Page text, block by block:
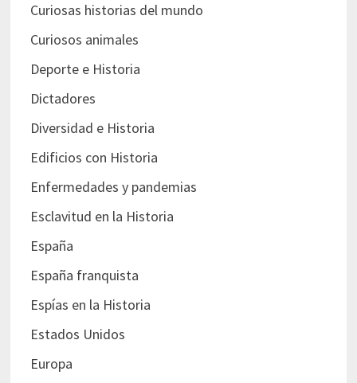
Curiosas historias del mundo
Curiosos animales
Deporte e Historia
Dictadores
Diversidad e Historia
Edificios con Historia
Enfermedades y pandemias
Esclavitud en la Historia
España
España franquista
Espías en la Historia
Estados Unidos
Europa